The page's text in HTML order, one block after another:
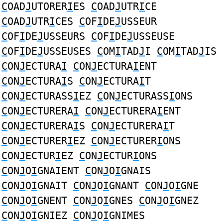
COADJUTORERIES COADJUTRICE
COADJUTRICES COFIDEJUSSEUR
COFIDEJUSSEURS COFIDEJUSSEUSE
COFIDEJUSSEUSES COMITADJI COMITADJIS
CONJECTURAI CONJECTURAIENT
CONJECTURAIS CONJECTURAIT
CONJECTURASSIEZ CONJECTURASSIONS
CONJECTURERAI CONJECTURERAIENT
CONJECTURERAIS CONJECTURERAIT
CONJECTURERIEZ CONJECTURERIONS
CONJECTURIEZ CONJECTURIONS
CONJOIGNAIENT CONJOIGNAIS
CONJOIGNAIT CONJOIGNANT CONJOIGNE
CONJOIGNENT CONJOIGNES CONJOIGNEZ
CONJOIGNIEZ CONJOIGNIMES